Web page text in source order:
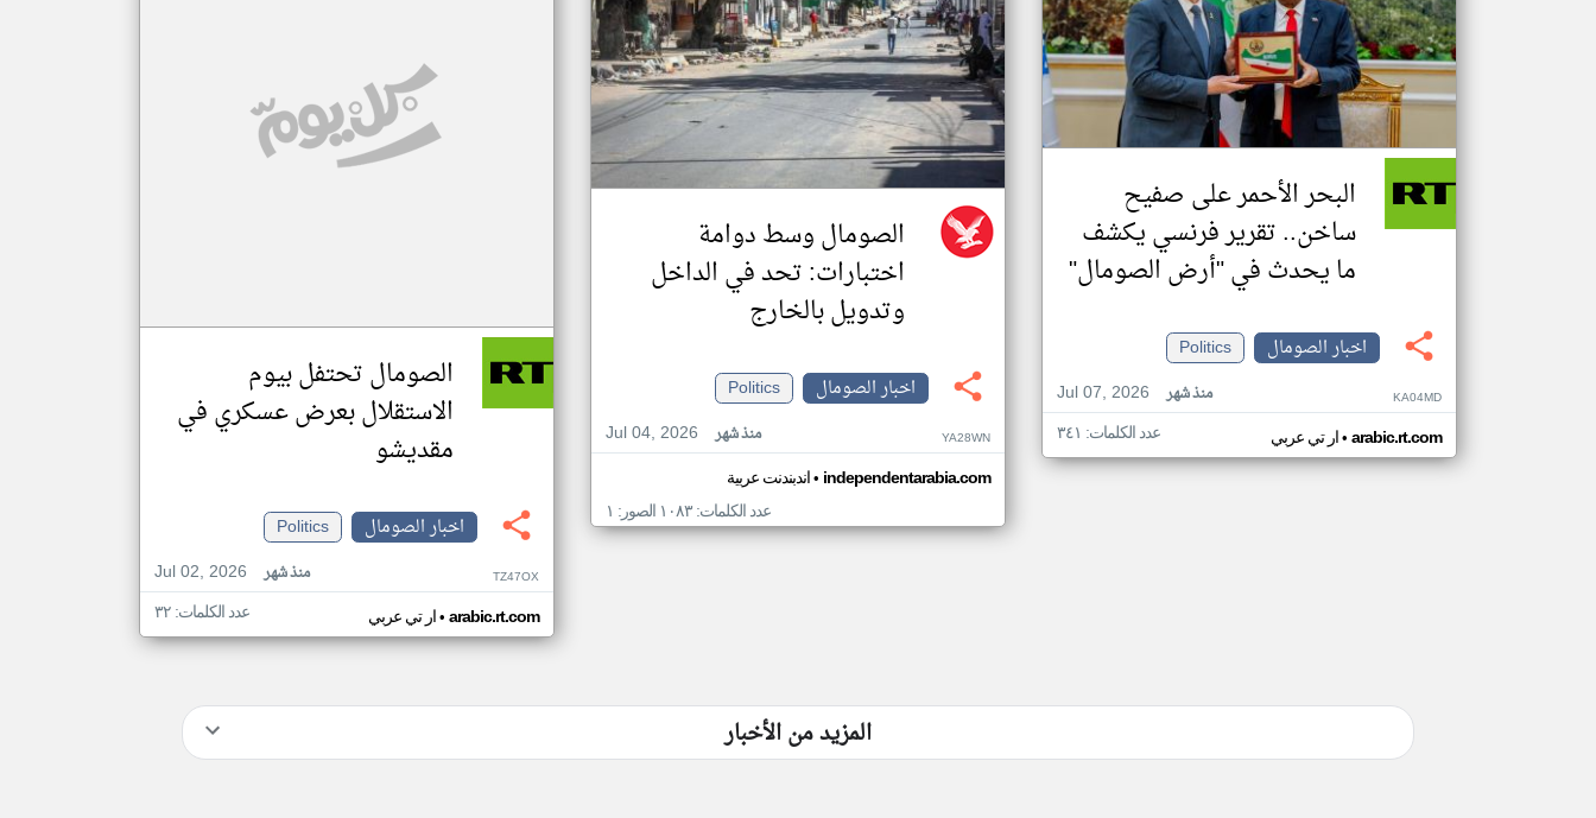
البحر الأحمر على صفيح
ساخن.. تقرير فرنسي يكشف
ما يحدث في "أرض الصومال"
اخبار الصومال
Politics
Jul 07, 2026
منذ شهر KA04MD
ار تي عربي• arabic.rt.com عدد الكلمات: ٣٤١
الصومال وسط دوامة
اختبارات: تحد في الداخل
وتدويل بالخارج
اخبار الصومال
Politics
Jul 04, 2026
منذ شهر YA28WN
اندبندنت عربية• independentarabia.com
عدد الكلمات: ١٠٨٣ الصور: ١
الصومال تحتفل بيوم
الاستقلال بعرض عسكري في
مقديشو
اخبار الصومال
Politics
Jul 02, 2026
منذ شهر TZ47OX
ار تي عربي• arabic.rt.com عدد الكلمات: ٣٢
المزيد من الأخبار